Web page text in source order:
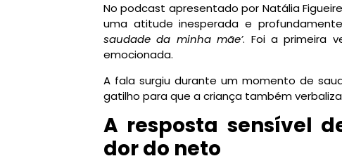
No podcast apresentado por Natália
uma atitude inesperada e
saudade da minha mãe’. Foi a primeira
emocionada.
A fala surgiu durante um momento de
gatilho para que a criança também
A resposta sensível
dor do neto